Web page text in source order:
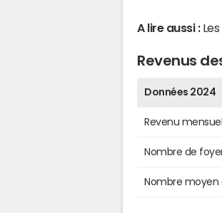
A lire aussi :Les
Revenus
Données 2024
Revenu
Nombre de
Nombre